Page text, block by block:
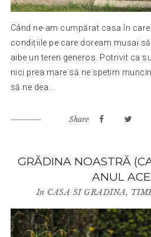
Când ne-am cumpărat casa în
condițiile pe care doream musai
aibe un teren generos. Potrivit ca
nici prea mare să ne spetim
să ne dea...
Share
GRĂDINA NOASTRĂ
ANUL
In CASA SI GRADINA,